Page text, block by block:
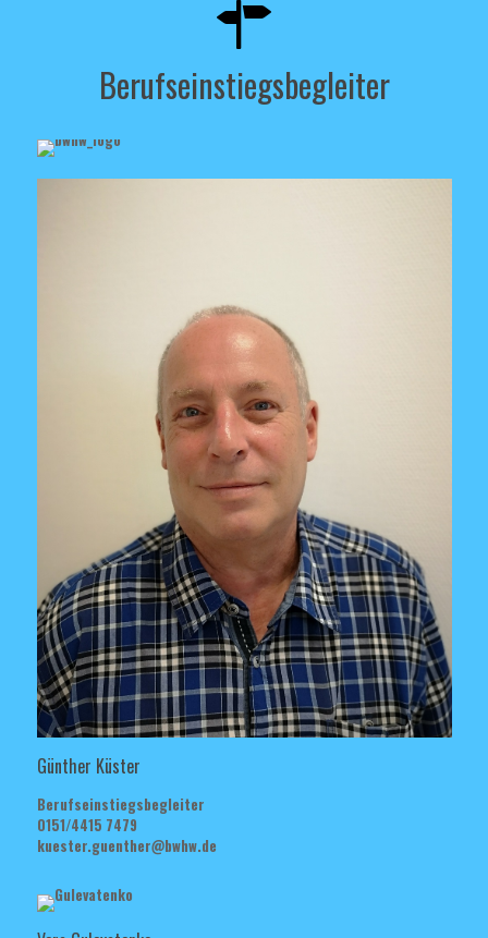
Berufseinstiegsbegleiter
Günther Küster
Berufseinstiegsbegleiter
0151/4415 7479
kuester.guenther@bwhw.de